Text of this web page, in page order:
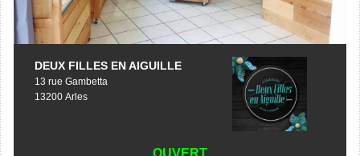
DEUX FILLES EN AIGUILLE
13 rue Gambetta
13200 Arles
OUVERT